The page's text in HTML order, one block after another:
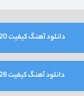
دانلود آهنگ کیفیت 320
دانلود آهنگ کیفیت 128